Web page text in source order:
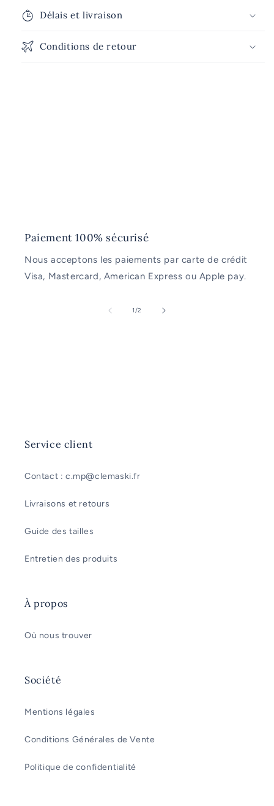
Délais et livraison
Conditions de retour
Paiement 100% sécurisé
Nous acceptons les paiements par carte de crédit
Visa, Mastercard, American Express ou Apple pay.
1/de
2
Service client
Contact : c.mp@clemaski.fr
Livraisons et retours
Guide des tailles
Entretien des produits
À propos
Où nous trouver
Société
Mentions légales
Conditions Générales de Vente
Politique de confidentialité